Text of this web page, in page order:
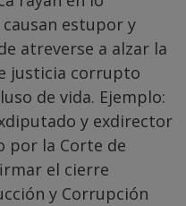
estupor y
atreverse a alzar la
justicia corrupto
de vida. Ejemplo:
y exdirector
por la Corte de
el cierre
y Corrupción